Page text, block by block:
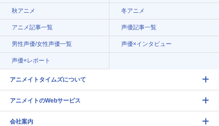
秋アニメ 冬アニメ
アニメ記事一覧 声優記事一覧
男性声優/女性声優一覧 声優×インタビュー
声優×レポート
アニメイトタイムズについて
アニメイトのWebサービス
会社案内